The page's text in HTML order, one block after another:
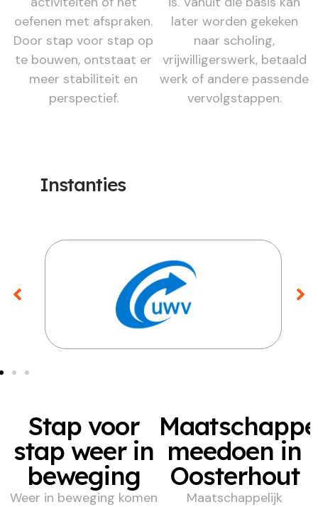
oefenen met afspraken.
Door stap voor stap op
te bouwen, ontstaat er
meer stabiliteit en
perspectief.
later worden gekeken
naar scholing,
vrijwilligerswerk, betaald
werk of andere passende
vervolgstappen.
Instanties
Stap voor
stap weer in
beweging
Weer in beweging komen
meedoen in
Oosterhout
Maatschappelijk